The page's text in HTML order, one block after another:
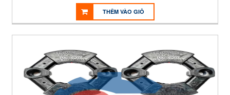
THÊM VÀO GIỎ